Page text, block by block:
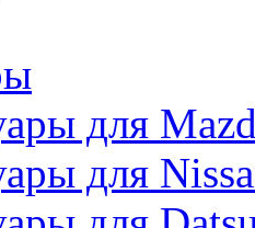
для
для